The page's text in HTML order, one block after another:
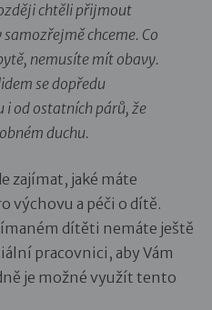
chtěli přijmout
chceme. Co
nemusíte mít obavy.
se dopředu
i od ostatních párů, že
duchu.
zajímat, jaké máte
výchovu a péči o dítě.
dítěti nemáte ještě
pracovnici, aby Vám
je možné využít tento